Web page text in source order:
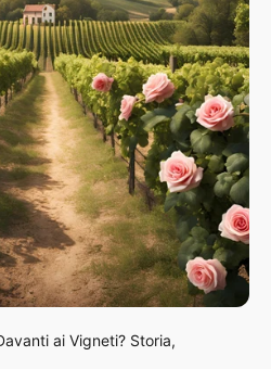
ai Vigneti? Storia,